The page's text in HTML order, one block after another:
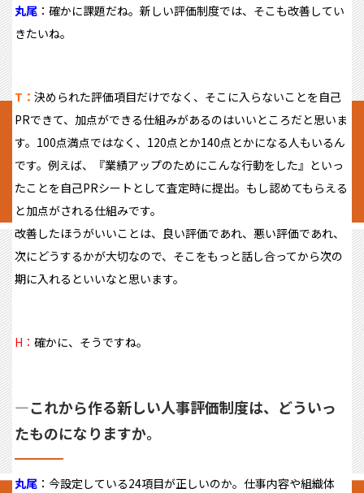
丸尾：確かに課題だね。新しい評価制度では、そこも改善してい
きたいね。
T： 決められた評価項目だけでなく、そこに入らないことを自己
PRできて、加点ができる仕組みがあるのはいいところだと思いま
す。100点満点ではなく、120点とか140点とかになる人もいるん
です。例えば、『業績アップのためにこんな行動をした』といっ
たことを自己PRシートとして査定時に提出。もし認めてもらえる
と加点がされる仕組みです。
改善したほうがいいことは、良い評価であれ、悪い評価であれ、
次にどうするかが大切なので、そこをもっと話し合ってから次の
期に入れるといいなと思います。
H： 確かに、そうですね。
―これから作る新しい人事評価制度は、どういっ
たものになりますか。
丸尾：今設定している24項目が正しいのか。仕事内容や組織体